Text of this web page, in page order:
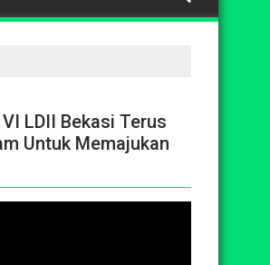
LDII Bekasi Terus
Untuk Memajukan